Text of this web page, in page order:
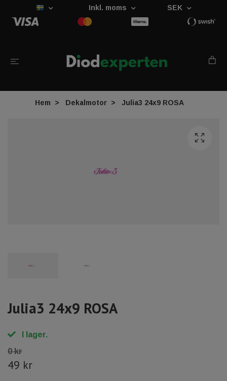
Inkl. moms SEK
Hem Dekalmotor Julia3 24x9 ROSA
Julia3 24x9 ROSA
I lager.
0 kr
49 kr